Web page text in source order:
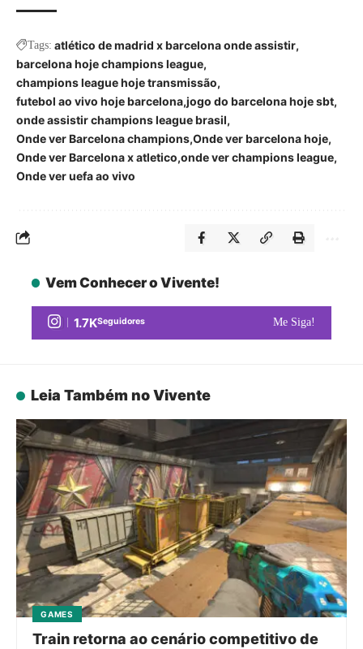
Tags: atlético de madrid x barcelona onde assistir
barcelona hoje champions league
champions league hoje transmissão
futebol ao vivo hoje barcelona jogo do barcelona hoje sbt
onde assistir champions league brasil
Onde ver Barcelona champions Onde ver barcelona hoje
Onde ver Barcelona x atletico onde ver champions league
Onde ver uefa ao vivo
Vem Conhecer o Vivente!
1.7KSeguidores Me Siga!
Leia Também no Vivente
GAMES
Train retorna ao cenário competitivo de